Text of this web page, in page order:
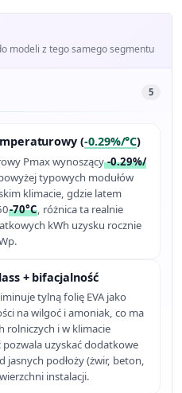
modeli z tego samego segmentu
5
(-0.29%/°C)
Pmax wynoszący-0.29%/
typowych modułów
klimacie, gdzie latem
-70°C, różnica ta realnie
kWh uzysku rocznie
+ bifacjalność
tylną folię EVA jako
na wilgoć i amoniak, co ma
rolniczych i w klimacie
uzyskać dodatkowe
jasnych podłoży (żwir, beton,
instalacji.